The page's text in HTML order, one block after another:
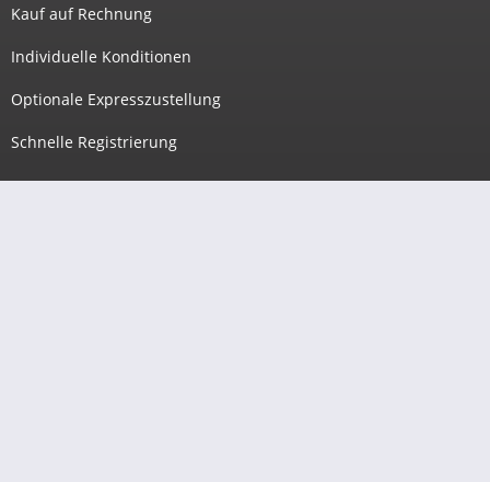
Kauf auf Rechnung
Individuelle Konditionen
Optionale Expresszustellung
Schnelle Registrierung